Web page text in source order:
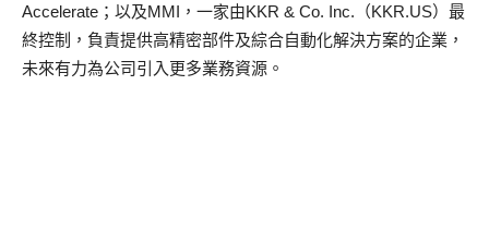
Accelerate；以及MMI，一家由KKR & Co. Inc.（KKR.US）最
終控制，負責提供高精密部件及綜合自動化解決方案的企業，
未來有力為公司引入更多業務資源。